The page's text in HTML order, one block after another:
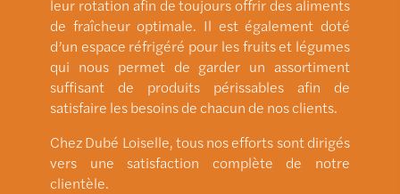
leur rotation afin de toujours offrir des aliments
de fraîcheur optimale. Il est également doté
d’un espace réfrigéré pour les fruits et légumes
qui nous permet de garder un assortiment
suffisant de produits périssables afin de
satisfaire les besoins de chacun de nos clients.
Chez Dubé Loiselle, tous nos efforts sont dirigés
vers une satisfaction complète de notre
clientèle.